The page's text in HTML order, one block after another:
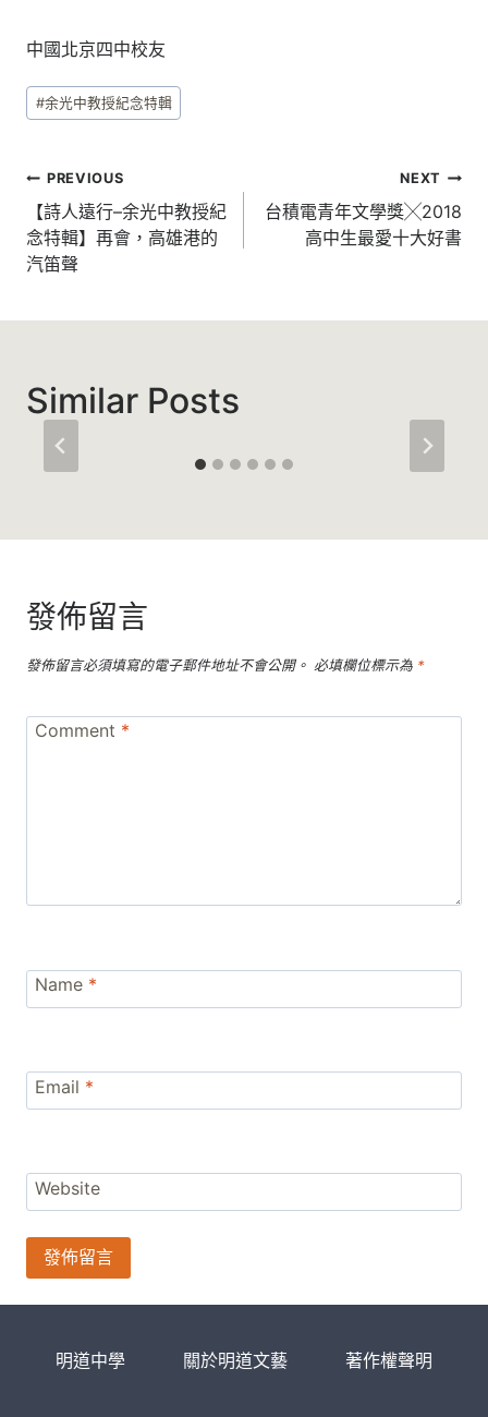
中國北京四中校友
Post
Tags:
#余光中教授紀念特輯
文
章
導
PREVIOUS
【詩人遠行–余光中教授紀
念特輯】再會，高雄港的
汽笛聲
NEXT
台積電青年文學獎╳2018
高中生最愛十大好書
Similar Posts
發佈留言
發佈留言必須填寫的電子郵件地址不會公開。 必填欄位標示為 *
Comment *
Name *
Email *
Website
明道中學 關於明道文藝 著作權聲明